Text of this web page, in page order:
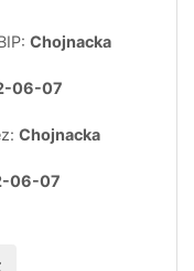
Chojnacka
06-07
Chojnacka
06-07